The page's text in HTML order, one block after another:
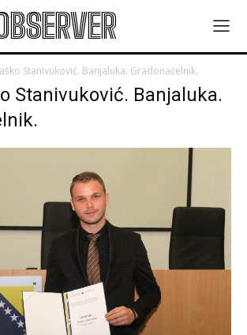
Stanivuković. Banjaluka. Gradonačelnik.
Stanivuković. Banjaluka.